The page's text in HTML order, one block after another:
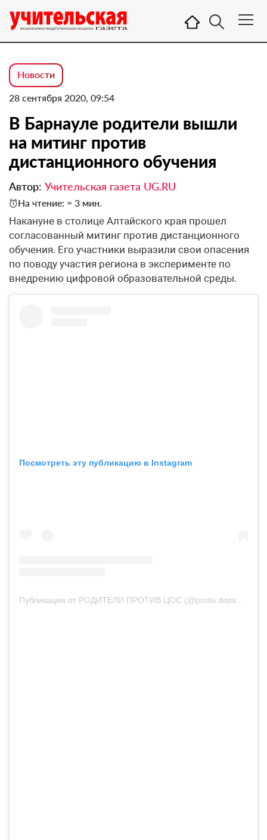
Новости
28 сентября 2020, 09:54
В Барнауле родители вышли
на митинг против
дистанционного обучения
Автор: Учительская газета UG.RU
На чтение: ≈ 3 мин.
Накануне в столице Алтайского края прошел
согласованный митинг против дистанционного
обучения. Его участники выразили свои опасения
по поводу участия региона в эксперименте по
внедрению цифровой образовательной среды.
Посмотреть эту публикацию в Instagram
Публикация от РОДИТЕЛИ ПРОТИВ ЦОС (@protiv.distanzionki.altai)